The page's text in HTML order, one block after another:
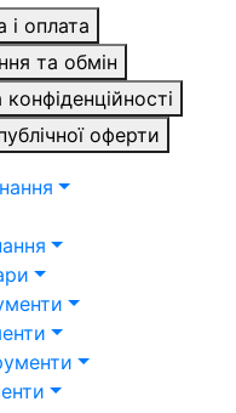
і оплата
та обмін
оферти